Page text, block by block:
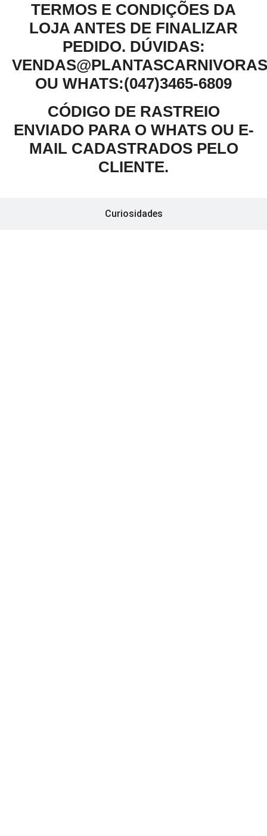
Curiosidades
TERMOS E CONDIÇÕES DA
LOJA ANTES DE FINALIZAR
PEDIDO. DÚVIDAS:
OU WHATS:(047)3465-6809
CÓDIGO DE RASTREIO
ENVIADO PARA O WHATS OU E-
MAIL CADASTRADOS PELO
CLIENTE.